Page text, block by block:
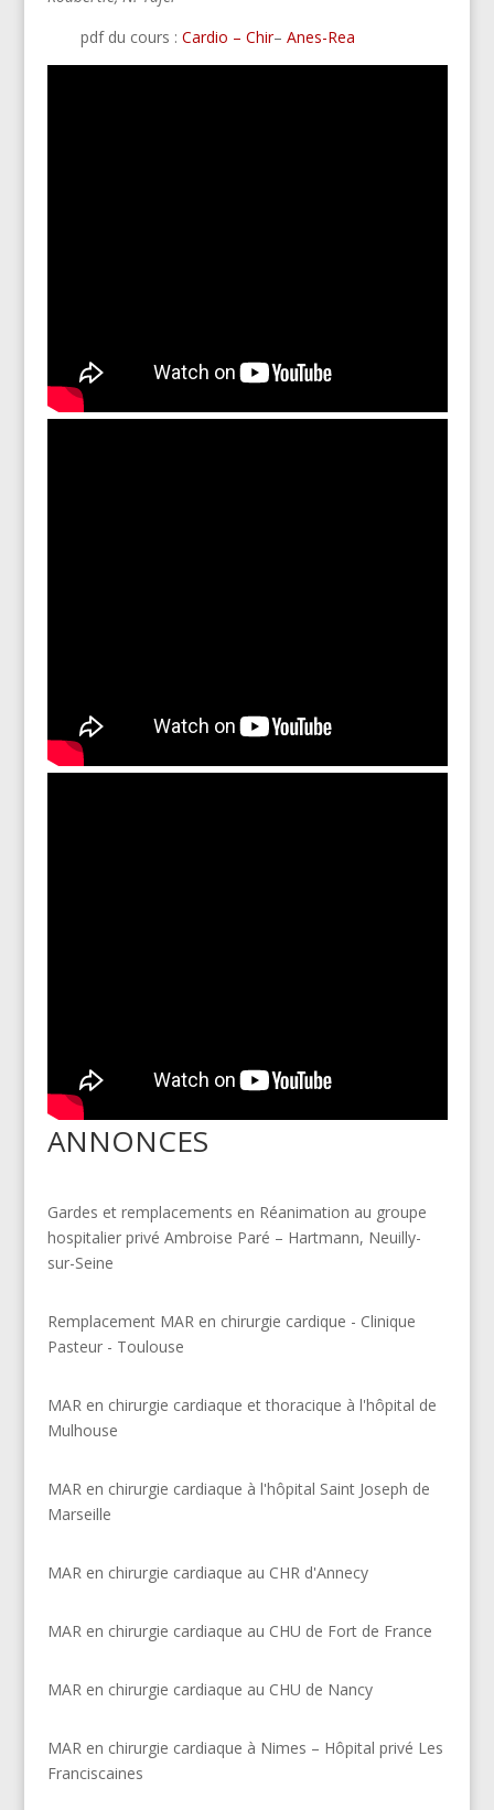
pdf du cours : Cardio – Chir– Anes-Rea
ANNONCES
Gardes et remplacements en Réanimation au groupe
hospitalier privé Ambroise Paré – Hartmann, Neuilly-
sur-Seine
Remplacement MAR en chirurgie cardique - Clinique
Pasteur - Toulouse
MAR en chirurgie cardiaque et thoracique à l'hôpital de
Mulhouse
MAR en chirurgie cardiaque à l'hôpital Saint Joseph de
Marseille
MAR en chirurgie cardiaque au CHR d'Annecy
MAR en chirurgie cardiaque au CHU de Fort de France
MAR en chirurgie cardiaque au CHU de Nancy
MAR en chirurgie cardiaque à Nimes – Hôpital privé Les
Franciscaines